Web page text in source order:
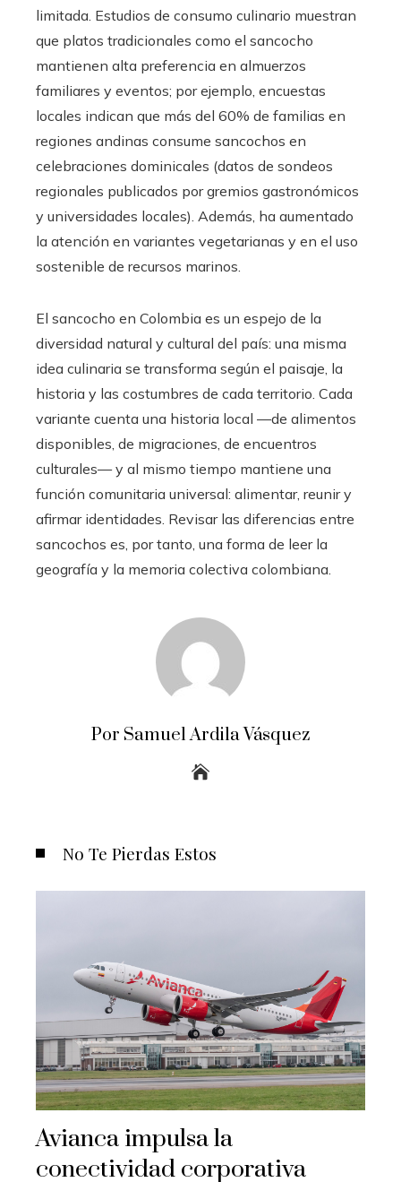
limitada. Estudios de consumo culinario muestran
que platos tradicionales como el sancocho
mantienen alta preferencia en almuerzos
familiares y eventos; por ejemplo, encuestas
locales indican que más del 60% de familias en
regiones andinas consume sancochos en
celebraciones dominicales (datos de sondeos
regionales publicados por gremios gastronómicos
y universidades locales). Además, ha aumentado
la atención en variantes vegetarianas y en el uso
sostenible de recursos marinos.
El sancocho en Colombia es un espejo de la
diversidad natural y cultural del país: una misma
idea culinaria se transforma según el paisaje, la
historia y las costumbres de cada territorio. Cada
variante cuenta una historia local —de alimentos
disponibles, de migraciones, de encuentros
culturales— y al mismo tiempo mantiene una
función comunitaria universal: alimentar, reunir y
afirmar identidades. Revisar las diferencias entre
sancochos es, por tanto, una forma de leer la
geografía y la memoria colectiva colombiana.
Por Samuel Ardila Vásquez
No Te Pierdas Estos
Avianca impulsa la
conectividad corporativa